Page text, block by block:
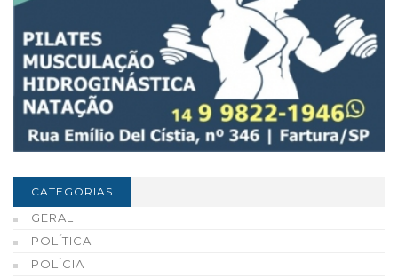
CATEGORIAS
GERAL
POLÍTICA
POLÍCIA